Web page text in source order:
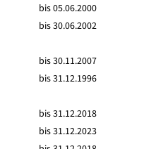
bis 05.06.2000
bis 30.06.2002
bis 30.11.2007
bis 31.12.1996
bis 31.12.2018
bis 31.12.2023